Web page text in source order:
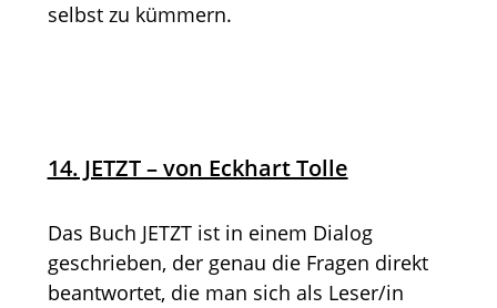
selbst zu kümmern.
14. JETZT – von Eckhart Tolle
Das Buch JETZT ist in einem Dialog
geschrieben, der genau die Fragen direkt
beantwortet, die man sich als Leser/in